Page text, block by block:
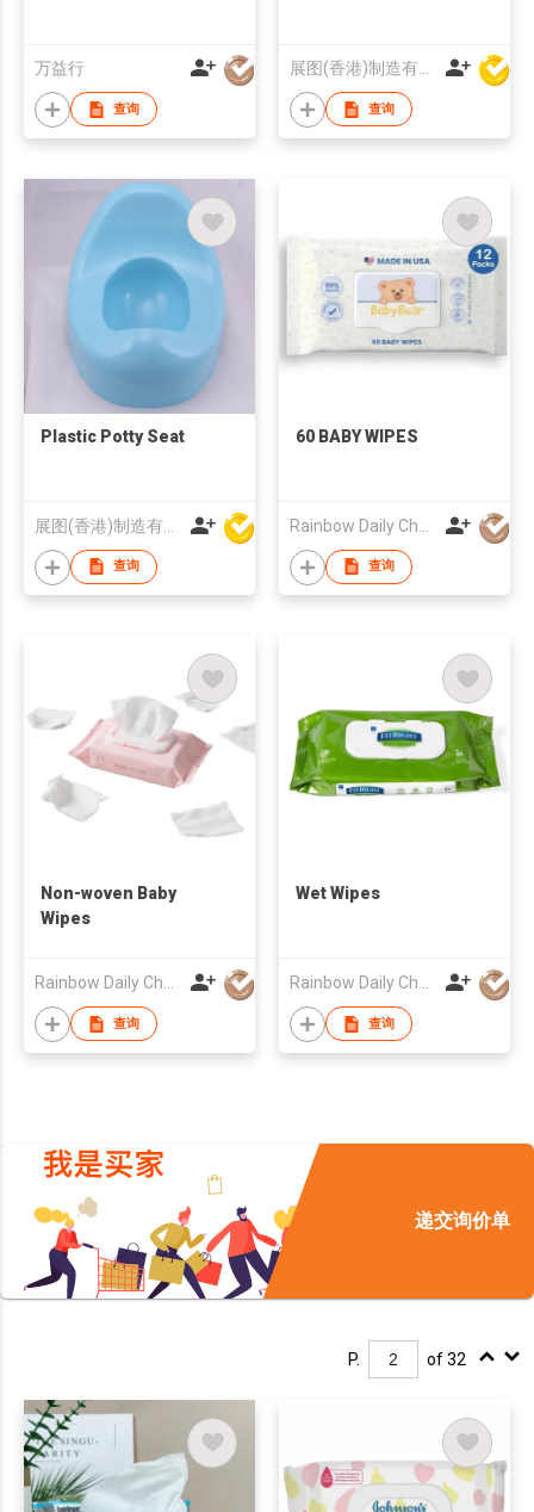
万益行
查询
展图(香港)制造有限公司
查询
Plastic Potty Seat
查询
60 BABY WIPES
查询
Non-woven Baby
Wipes
查询
Wet Wipes
查询
递交询价单
P. of 32